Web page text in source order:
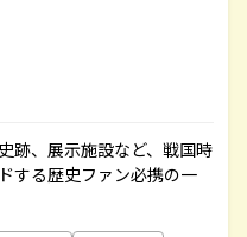
跡、展示施設など、戦国時
する歴史ファン必携の一